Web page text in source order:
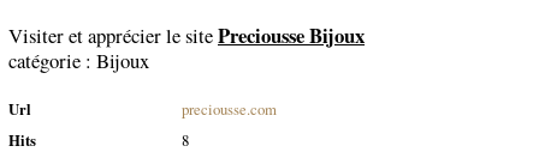
Visiter et apprécier le sitePreciousse Bijoux
catégorie : Bijoux
Url
preciousse.com
Hits
8